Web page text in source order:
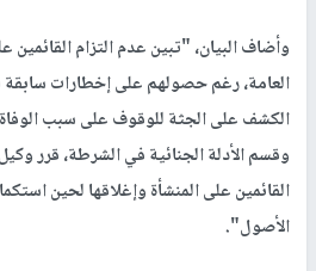
وأضاف البيان، "تبين عدم التزام
العامة، رغم حصولهم على إخطارات سابقة
الكشف على الجثة للوقوف على سبب
وقسم الأدلة الجنائية في الشرطة، قرر
القائمين على المنشأة وإغلاقها لحين
الأصول".